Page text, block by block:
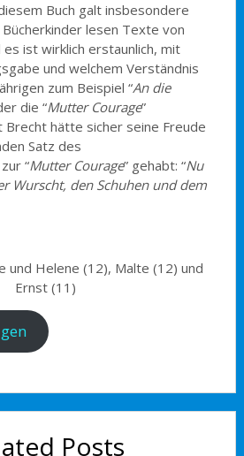
Buch galt insbesondere
lesen Texte von
ist wirklich erstaunlich, mit
und welchem Verständnis
zum Beispiel “An die
die “Mutter Courage”
hätte sicher seine Freude
Satz des
zur “Mutter Courage” gehabt: “Nu
Wurscht, den Schuhen und dem
und Helene (12), Malte (12) und
Ernst (11)
Posts